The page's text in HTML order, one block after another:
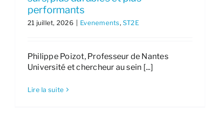
performants
21 juillet, 2026 Evenements, ST2E
Philippe Poizot, Professeur de Nantes
Université et chercheur au sein [...]
Lire la suite